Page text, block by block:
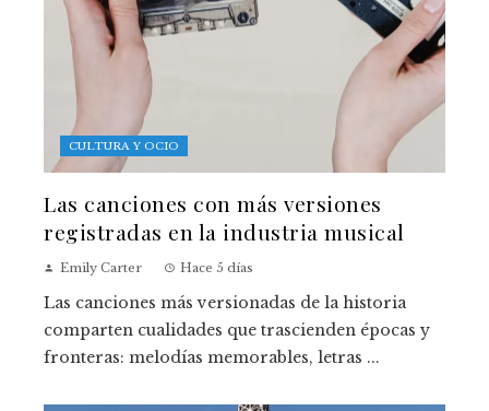
CULTURA Y OCIO
Las canciones con más versiones
registradas en la industria musical
Emily Carter Hace 5 días
Las canciones más versionadas de la historia
comparten cualidades que trascienden épocas y
fronteras: melodías memorables, letras ...